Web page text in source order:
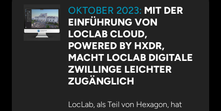
Kollegin.
OKTOBER 2023: MIT DER
EINFÜHRUNG VON
LOCLAB CLOUD,
POWERED BY HXDR,
MACHT LOCLAB DIGITALE
ZWILLINGE LEICHTER
ZUGÄNGLICH
LocLab, als Teil von Hexagon, hat